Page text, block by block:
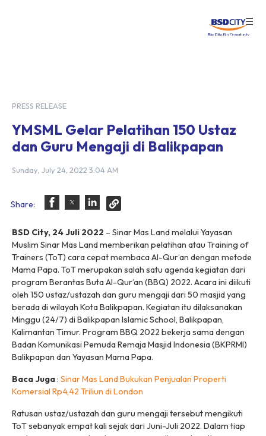
☰
PRESS RELEASE
YMSML Gelar Pelatihan 150 Ustaz
dan Guru Mengaji di Balikpapan
Sunday, July 24, 2022 3:04 AM
Share:
BSD City, 24 Juli 2022 – Sinar Mas Land melalui Yayasan
Muslim Sinar Mas Land memberikan pelatihan atau Training of
Trainers (ToT) cara cepat membaca Al-Qur’an dengan metode
Mama Papa. ToT merupakan salah satu agenda kegiatan dari
program Berantas Buta Al-Qur’an (BBQ) 2022. Acara ini diikuti
oleh 150 ustaz/ustazah dan guru mengaji dari 50 masjid yang
berada di wilayah Kota Balikpapan. Kegiatan itu dilaksanakan
Minggu (24/7) di Balikpapan Islamic School, Balikpapan,
Kalimantan Timur. Program BBQ 2022 bekerja sama dengan
Badan Komunikasi Pemuda Remaja Masjid Indonesia (BKPRMI)
Balikpapan dan Yayasan Mama Papa.
Baca Juga: Sinar Mas Land Bukukan Penjualan Properti
Komersial Rp4,42 Triliun di London
Ratusan ustaz/ustazah dan guru mengaji tersebut mengikuti
ToT sebanyak empat kali sejak dari Juni-Juli 2022. Dalam tiap